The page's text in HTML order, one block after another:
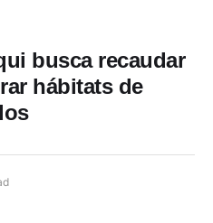
busca recaudar
hábitats de